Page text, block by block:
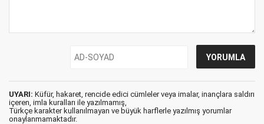
UYARI: Küfür, hakaret, rencide edici cümleler veya imalar, inançlara saldırı
içeren, imla kuralları ile yazılmamış,
Türkçe karakter kullanılmayan ve büyük harflerle yazılmış yorumlar
onaylanmamaktadır.